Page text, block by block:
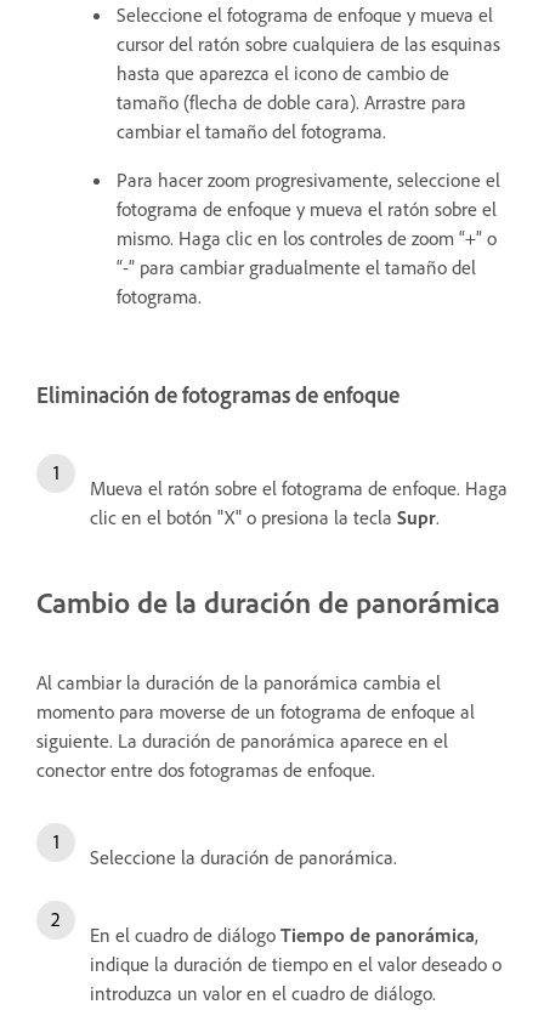
Seleccione el fotograma de enfoque y mueva el
cursor del ratón sobre cualquiera de las esquinas
hasta que aparezca el icono de cambio de
tamaño (flecha de doble cara). Arrastre para
cambiar el tamaño del fotograma.
Para hacer zoom progresivamente, seleccione el
fotograma de enfoque y mueva el ratón sobre el
mismo. Haga clic en los controles de zoom “+” o
“-” para cambiar gradualmente el tamaño del
fotograma.
Eliminación de fotogramas de enfoque
Mueva el ratón sobre el fotograma de enfoque. Haga
clic en el botón "X" o presiona la tecla Supr.
Cambio de la duración de panorámica
Al cambiar la duración de la panorámica cambia el
momento para moverse de un fotograma de enfoque al
siguiente. La duración de panorámica aparece en el
conector entre dos fotogramas de enfoque.
Seleccione la duración de panorámica.
En el cuadro de diálogo Tiempo de panorámica,
indique la duración de tiempo en el valor deseado o
introduzca un valor en el cuadro de diálogo.